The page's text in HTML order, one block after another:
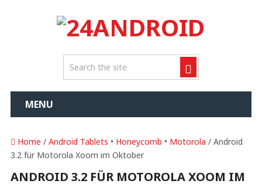
MENU
Home / Android Tablets • Honeycomb • Motorola / Android
3.2 für Motorola Xoom im Oktober
ANDROID 3.2 FÜR MOTOROLA XOOM IM